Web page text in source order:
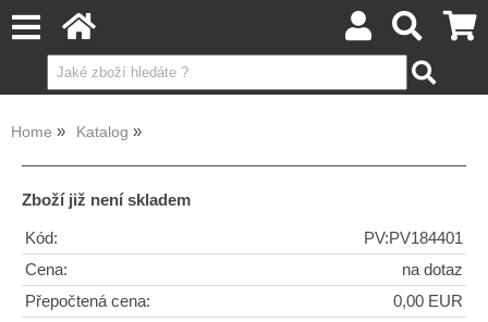
Home Katalog
Zboží již není skladem
Kód:
PV:PV184401
Cena:
na dotaz
Přepočtená cena:
0,00 EUR